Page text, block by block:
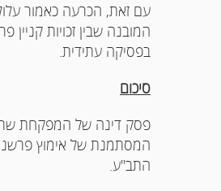
עם זאת, הכרעה כאמור
המובנה שבין זכויות
בפסיקה עתידית.
סיכום
פסק דינה של המפקחת
המסתמנת של אימוץ
התב"ע.